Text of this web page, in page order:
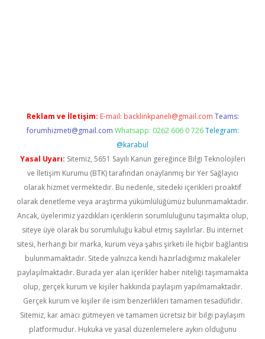
Reklam ve İletişim: E-mail: backlinkpaneli@gmail.com Teams:
forumhizmeti@gmail.com Whatsapp: 0262 606 0 726 Telegram:
@karabul
Yasal Uyarı: Sitemiz, 5651 Sayılı Kanun gereğince Bilgi Teknolojileri
ve İletişim Kurumu (BTK) tarafından onaylanmış bir Yer Sağlayıcı
olarak hizmet vermektedir. Bu nedenle, sitedeki içerikleri proaktif
olarak denetleme veya araştırma yükümlülüğümüz bulunmamaktadır.
Ancak, üyelerimiz yazdıkları içeriklerin sorumluluğunu taşımakta olup,
siteye üye olarak bu sorumluluğu kabul etmiş sayılırlar. Bu internet
sitesi, herhangi bir marka, kurum veya şahıs şirketi ile hiçbir bağlantısı
bulunmamaktadır. Sitede yalnızca kendi hazırladığımız makaleler
paylaşılmaktadır. Burada yer alan içerikler haber niteliği taşımamakta
olup, gerçek kurum ve kişiler hakkında paylaşım yapılmamaktadır.
Gerçek kurum ve kişiler ile isim benzerlikleri tamamen tesadüfidir.
Sitemiz, kar amacı gütmeyen ve tamamen ücretsiz bir bilgi paylaşım
platformudur. Hukuka ve yasal düzenlemelere aykırı olduğunu